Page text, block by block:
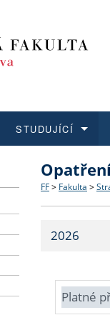
Struktura
Strategie
Fakultní
Co
Učitelské
STUDUJÍCÍ
O vědě a
Aktuální
FF > Fakulta >
2026
Platné